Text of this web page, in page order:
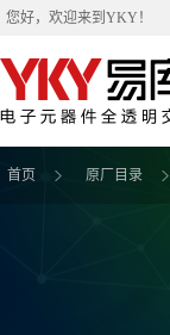
您好，欢迎来到 YKY ！
首页 原厂目录